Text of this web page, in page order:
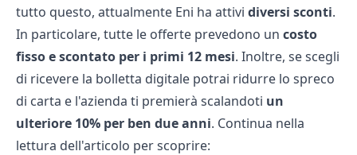
tutto questo, attualmente Eni ha attivi diversi sconti.
In particolare, tutte le offerte prevedono un costo
fisso e scontato per i primi 12 mesi. Inoltre, se scegli
di ricevere la bolletta digitale potrai ridurre lo spreco
di carta e l'azienda ti premierà scalandoti un
ulteriore 10% per ben due anni. Continua nella
lettura dell'articolo per scoprire: